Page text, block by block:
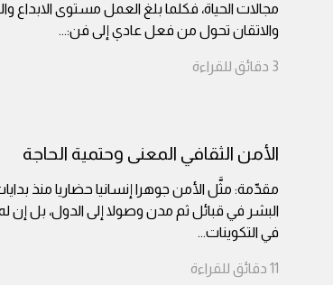
مجالات الحياة، فكلما بلغ العمل مستوى الابداع
والاتقان تحول من فعل عادي إلى فن:...
3 دقائق للقراءة
الأمن الثقافي المعنى وحتمية الحاجة
مقدّمة: مثَّل الأمن جوهرا إنسانيا حضاريا منذ
البشر في قبائل ثم مدن وصولا إلى الدول، بل إن
في التكوينات...
11 دقائق للقراءة